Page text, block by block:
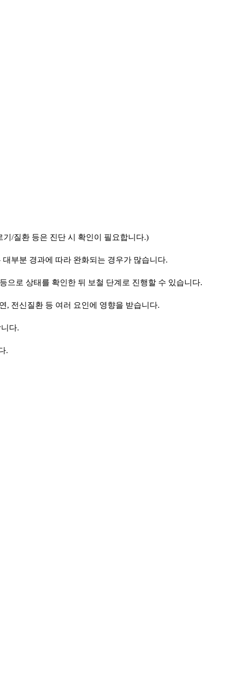
/질환 등은 진단 시 확인이 필요합니다.)
부분 경과에 따라 완화되는 경우가 많습니다.
으로 상태를 확인한 뒤 보철 단계로 진행할 수 있습니다.
, 전신질환 등 여러 요인에 영향을 받습니다.
다.
.